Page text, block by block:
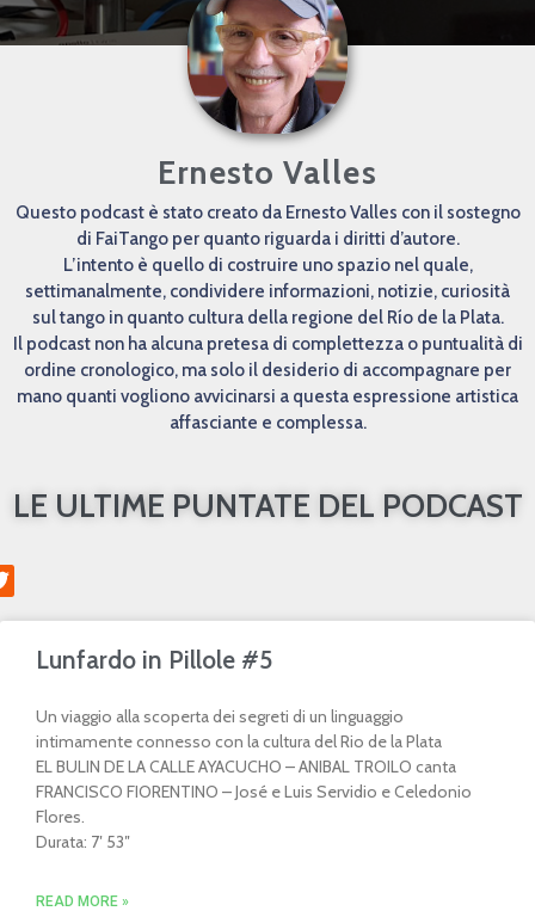
Ernesto Valles
Questo podcast è stato creato da Ernesto Valles con il sostegno
di FaiTango per quanto riguarda i diritti d’autore.
L’intento è quello di costruire uno spazio nel quale,
settimanalmente, condividere informazioni, notizie, curiosità
sul tango in quanto cultura della regione del Río de la Plata.
Il podcast non ha alcuna pretesa di complettezza o puntualità di
ordine cronologico, ma solo il desiderio di accompagnare per
mano quanti vogliono avvicinarsi a questa espressione artistica
affasciante e complessa.
LE ULTIME PUNTATE DEL PODCAST
Lunfardo in Pillole #5
Un viaggio alla scoperta dei segreti di un linguaggio
intimamente connesso con la cultura del Rio de la Plata
EL BULIN DE LA CALLE AYACUCHO – ANIBAL TROILO canta
FRANCISCO FIORENTINO – José e Luis Servidio e Celedonio
Flores.
Durata: 7′ 53″
READ MORE »